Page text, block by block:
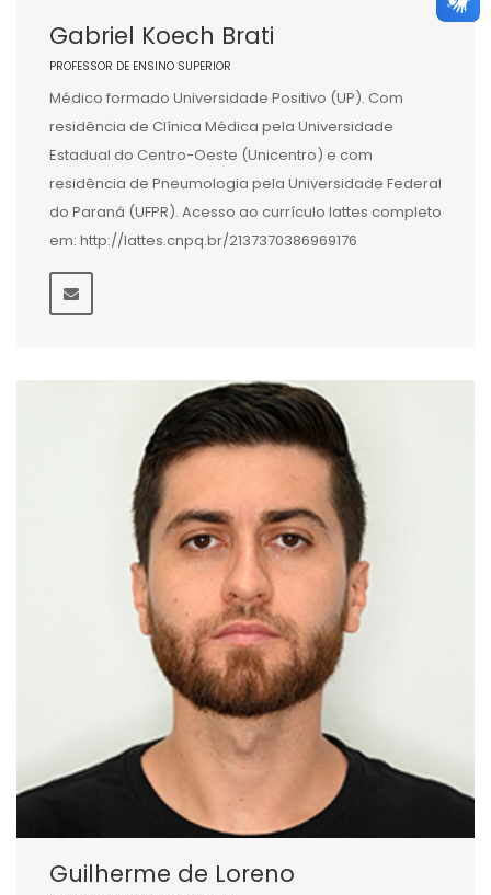
Gabriel Koech Brati
PROFESSOR DE ENSINO SUPERIOR
Médico formado Universidade Positivo (UP). Com
residência de Clínica Médica pela Universidade
Estadual do Centro-Oeste (Unicentro) e com
residência de Pneumologia pela Universidade Federal
do Paraná (UFPR). Acesso ao currículo lattes completo
em: http://lattes.cnpq.br/2137370386969176
Guilherme de Loreno